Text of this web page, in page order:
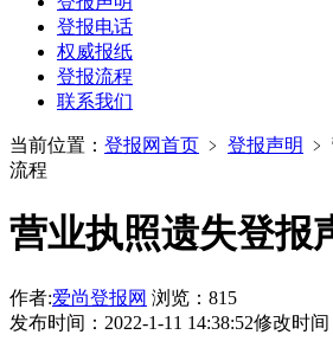
登报电话
权威报纸
登报流程
联系我们
当前位置： 登报网首页 ﹥ 登报声明 ﹥
流程
营业执照遗失登报
作者:爱尚登报网 浏览：815
发布时间：2022-1-11 14:38:52修改时间